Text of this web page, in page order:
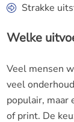
Strakke
Welke
Veel mensen
veel
populair, maar
of print. De